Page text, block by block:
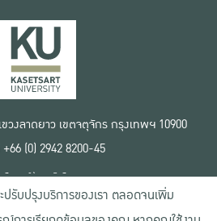
วงลาดยาว เขตจตุจักร กรุงเทพฯ 10900
(0) 2942 8200-45
ไขการใช้งานเว็บไซต์
กลงด้านสิทธิ์ใช้งาน
ายความเป็นส่วนตัว
ปรับปรุงบริการของเรา ตลอดจนเพิ่ม